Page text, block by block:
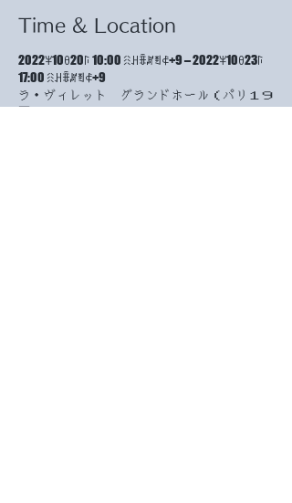
Time & Location
2022ꈎ10ꆪ20ꑍ 10:00 ꋧꃅꎕꏦꄮꈉ+9 – 2022ꈎ10ꆪ23ꑍ
17:00 ꋧꃅꎕꏦꄮꈉ+9
ラ・ヴィレット グランドホール（パリ１９
区）, Ｐarc de la Villette－211 avenue